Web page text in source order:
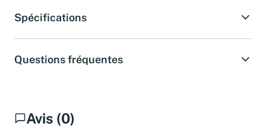
Spécifications
Questions fréquentes
Avis (0)